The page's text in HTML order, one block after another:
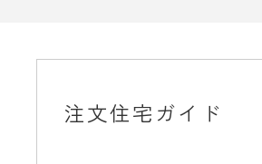
注文住宅ガイド